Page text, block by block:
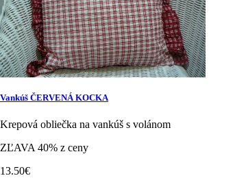
Vankúš ČERVENÁ KOCKA
Krepová obliečka na vankúš s volánom
ZĽAVA 40% z ceny
13.50€